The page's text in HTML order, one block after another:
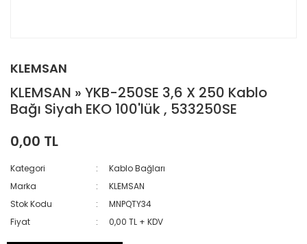
KLEMSAN
KLEMSAN » YKB-250SE 3,6 X 250 Kablo
Bağı Siyah EKO 100'lük , 533250SE
0,00 TL
Kategori
Kablo Bağları
Marka
KLEMSAN
Stok Kodu
MNPQTY34
Fiyat
0,00 TL + KDV